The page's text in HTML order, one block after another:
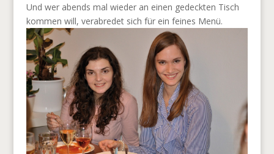
Und wer abends mal wieder an einen gedeckten Tisch
kommen will, verabredet sich für ein feines Menü.